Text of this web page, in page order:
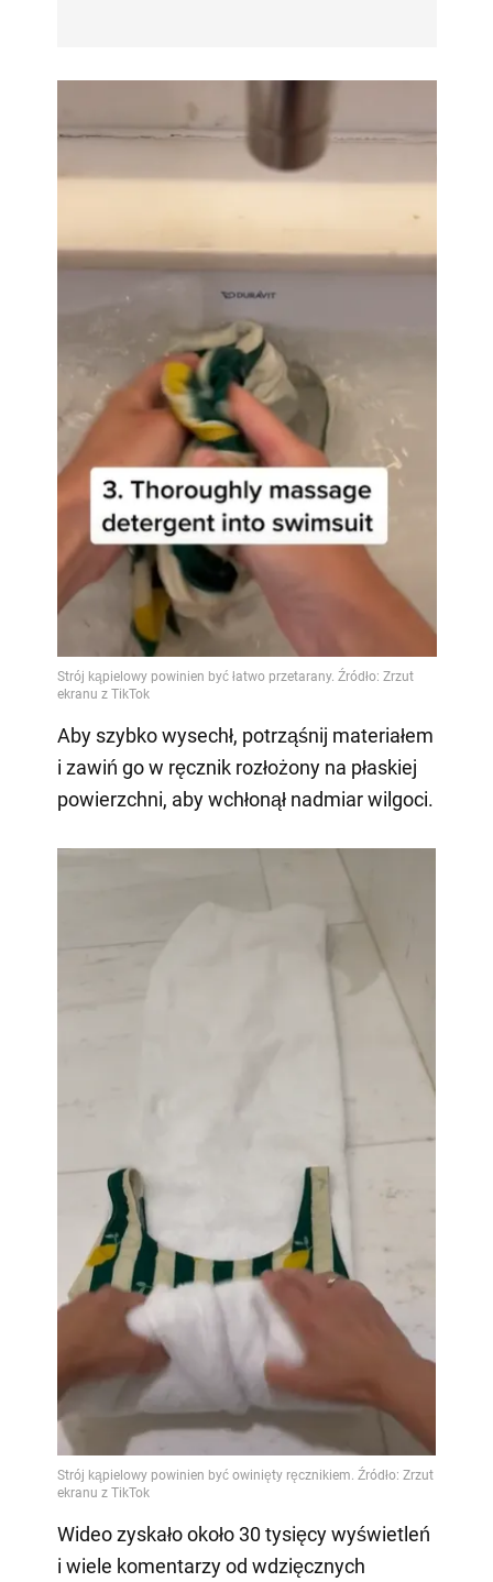
Aby szybko wysechł, potrząśnij materiałem
i zawiń go w ręcznik rozłożony na płaskiej
powierzchni, aby wchłonął nadmiar wilgoci.
Wideo zyskało około 30 tysięcy wyświetleń
i wiele komentarzy od wdzięcznych